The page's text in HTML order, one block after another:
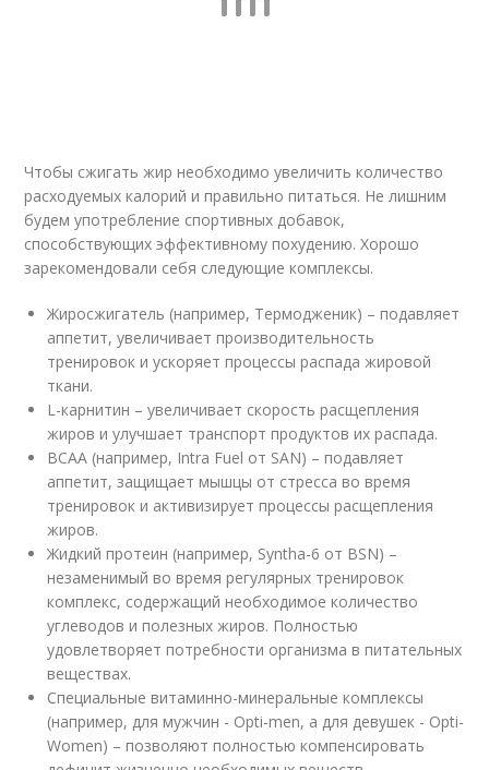
Чтобы сжигать жир необходимо увеличить количество
расходуемых калорий и правильно питаться. Не лишним
будем употребление спортивных добавок,
способствующих эффективному похудению. Хорошо
зарекомендовали себя следующие комплексы.
Жиросжигатель (например, Термодженик) – подавляет
аппетит, увеличивает производительность
тренировок и ускоряет процессы распада жировой
ткани.
L-карнитин – увеличивает скорость расщепления
жиров и улучшает транспорт продуктов их распада.
BCAA (например, Intra Fuel от SAN) – подавляет
аппетит, защищает мышцы от стресса во время
тренировок и активизирует процессы расщепления
жиров.
Жидкий протеин (например, Syntha-6 от BSN) –
незаменимый во время регулярных тренировок
комплекс, содержащий необходимое количество
углеводов и полезных жиров. Полностью
удовлетворяет потребности организма в питательных
веществах.
Специальные витаминно-минеральные комплексы
(например, для мужчин - Opti-men, а для девушек - Opti-
Women) – позволяют полностью компенсировать